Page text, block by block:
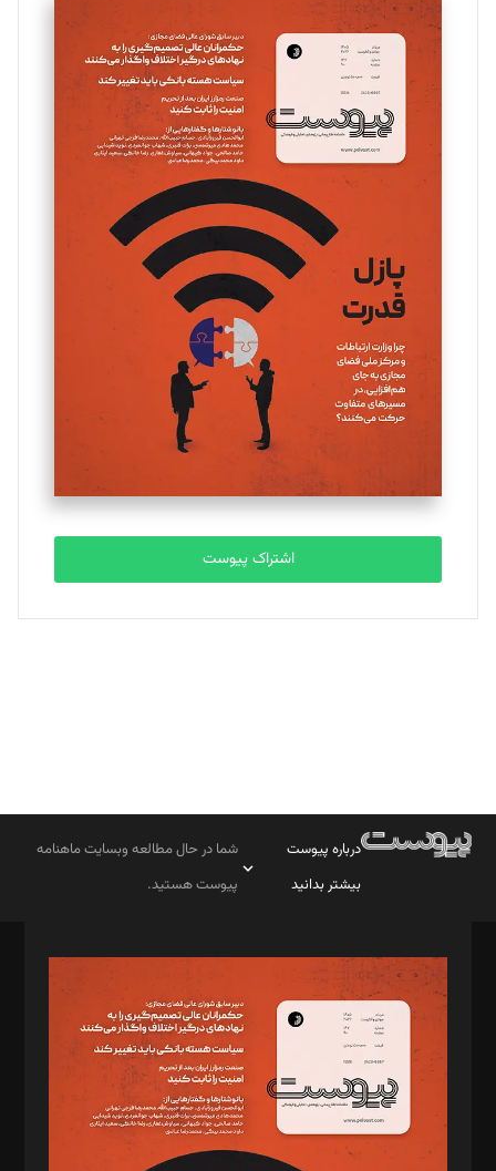
سروش کرمیان
تحریریه
مینا پاکدل
یسنا امان‌پور
تحریریه
ملینا جعفری
تحریریه
مصطفی مسجدی آرانی
تحریریه
بابک نقاش
تحریریه
اشتراک پیوست
درباره پیوست
بیشتر بدانید
شما در حال مطالعه وبسایت ماهنامه
پیوست هستید.
مدیر مسئول: محمدباقر اثنی‌عشری
سردبیر: مهرک محمودی
دبیر تحریریه: میثم قاسمی
د‌بیر ناداستان: سمانه سمیع
د‌بیر خدمت و تجارت: ابوالفضل رجبی
د‌بیر حقوق فناوری: حسام‌الدین ایپکچی
د‌بیر پیوست جهان: مینا پاکدل